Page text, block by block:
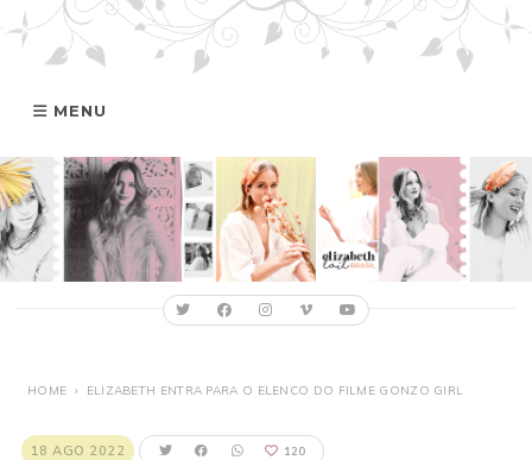
MENU
HOME
GALERIA
ONLINE
HOME › ELIZABETH ENTRA PARA O ELENCO DO FILME GONZO GIRL
18 AGO 2022 120